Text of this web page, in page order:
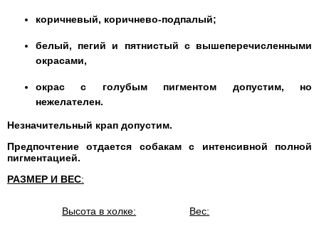
коричневый, коричнево-подпалый;
белый, пегий и пятнистый с вышеперечисленными
окрасами,
окрас с голубым пигментом допустим, но
нежелателен.
Незначительный крап допустим.
Предпочтение отдается собакам с интенсивной полной
пигментацией.
РАЗМЕР И ВЕС:
Высота в холке:
Вес: